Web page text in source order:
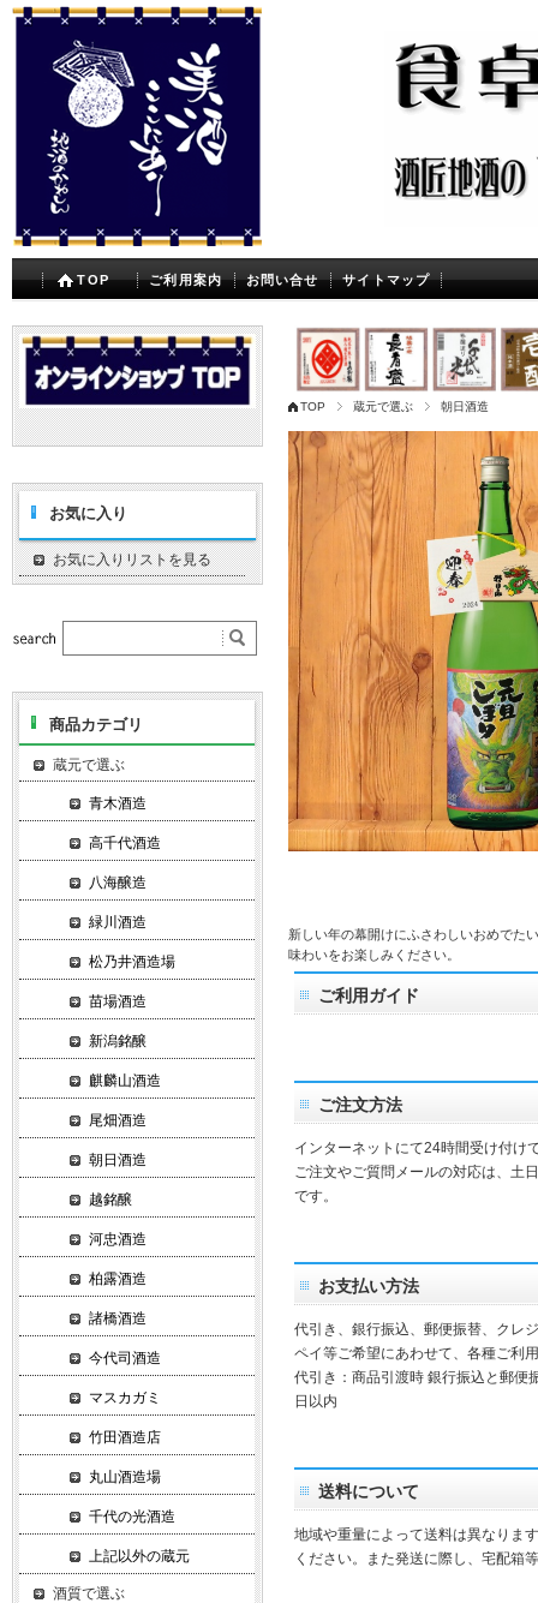
TOP ご利用案内 お問い合せ サイトマップ
TOP 蔵元で選ぶ 朝日酒造
新しい年の幕開けにふさわしいおめでた
味わいをお楽しみください。
ご利用ガイド
ご注文方法
インターネットにて24時間受け付け
ご注文やご質問メールの対応は、土
です。
お支払い方法
代引き、銀行振込、郵便振替、クレ
ペイ等ご希望にあわせて、各種ご利
代引き：商品引渡時 銀行振込と郵便
日以内
送料について
地域や重量によって送料は異なりま
ください。また発送に際し、宅配箱
お気に入り
お気に入りリストを見る
商品カテゴリ
蔵元で選ぶ
青木酒造
高千代酒造
八海醸造
緑川酒造
松乃井酒造場
苗場酒造
新潟銘醸
麒麟山酒造
尾畑酒造
朝日酒造
越銘醸
河忠酒造
柏露酒造
諸橋酒造
今代司酒造
マスカガミ
竹田酒造店
丸山酒造場
千代の光酒造
上記以外の蔵元
酒質で選ぶ